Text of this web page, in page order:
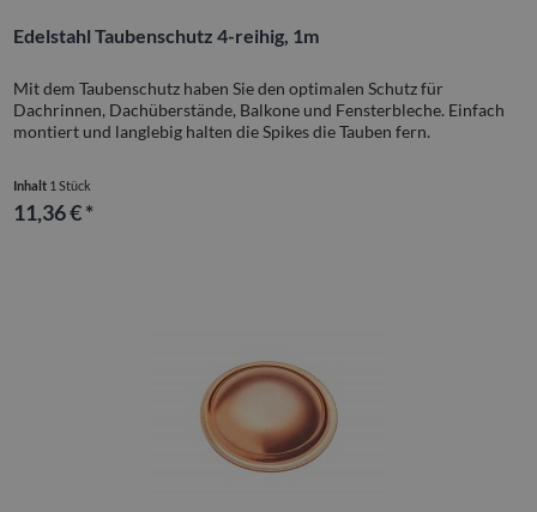
Edelstahl Taubenschutz 4-reihig, 1m
Mit dem Taubenschutz haben Sie den optimalen Schutz für
Dachrinnen, Dachüberstände, Balkone und Fensterbleche. Einfach
montiert und langlebig halten die Spikes die Tauben fern.
Inhalt 1 Stück
11,36 € *